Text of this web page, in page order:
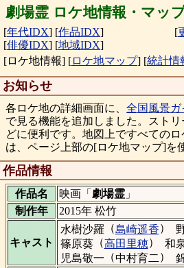
劇場霊 ロケ地情報・マッ
[年代IDX] [作品IDX]
[俳優IDX] [地域IDX]
[
[ロケ地情報] [ロケ地マップ] [統計情
お知らせ
各ロケ地の詳細画面に、 全国風景ガ
で見る機能を追加しました。スト
どに便利です。地図上ですべての
は、ページ上部の[ロケ地マップ]を
作品情報
作品名 映画「 劇場霊」
制作年
2015年 松竹
キャスト
水樹沙羅 （島崎遥香）
篠原葵（高田里穂） 和
児島敬一 （中村育二 ）